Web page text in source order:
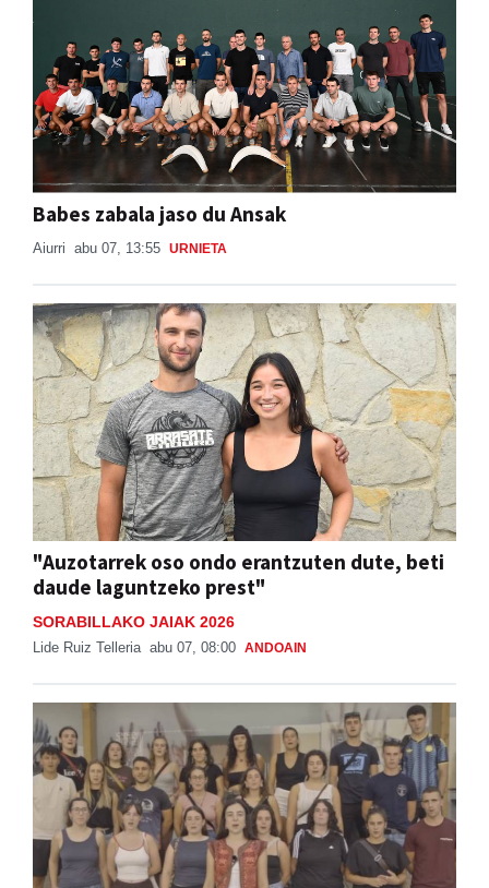
Babes zabala jaso du Ansak
Aiurri abu 07, 13:55 URNIETA
"Auzotarrek oso ondo erantzuten dute, beti
daude laguntzeko prest"
SORABILLAKO JAIAK 2026
Lide Ruiz Telleria abu 07, 08:00 ANDOAIN